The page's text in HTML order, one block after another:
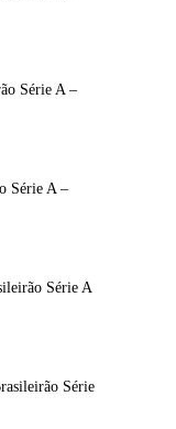
Série A –
Série A –
Série A
Série